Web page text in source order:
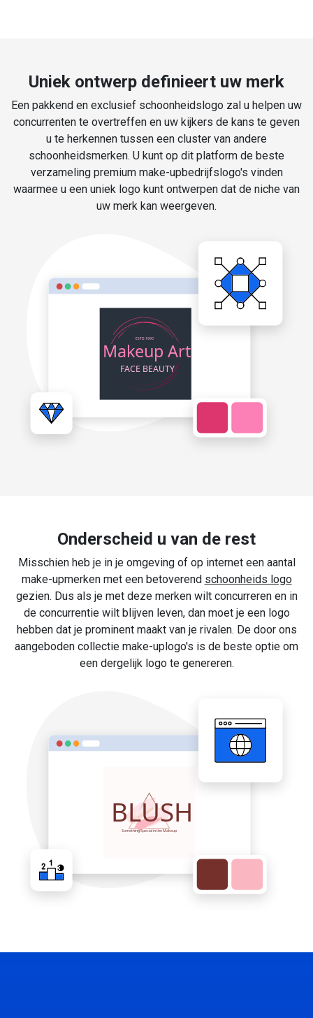
Uniek ontwerp definieert uw merk
Een pakkend en exclusief schoonheidslogo zal u helpen uw
concurrenten te overtreffen en uw kijkers de kans te geven
u te herkennen tussen een cluster van andere
schoonheidsmerken. U kunt op dit platform de beste
verzameling premium make-upbedrijfslogo's vinden
waarmee u een uniek logo kunt ontwerpen dat de niche van
uw merk kan weergeven.
Onderscheid u van de rest
Misschien heb je in je omgeving of op internet een aantal
make-upmerken met een betoverend schoonheids logo
gezien. Dus als je met deze merken wilt concurreren en in
de concurrentie wilt blijven leven, dan moet je een logo
hebben dat je prominent maakt van je rivalen. De door ons
aangeboden collectie make-uplogo's is de beste optie om
een dergelijk logo te genereren.